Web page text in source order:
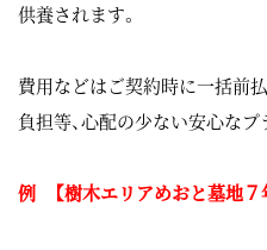
供養されます。
費用などはご契約時に一括前
負担等、心配の少ない安心なプ
例 【樹木エリアめおと墓地７